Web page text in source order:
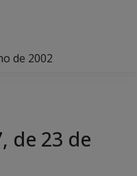
de 2002
de 23 de